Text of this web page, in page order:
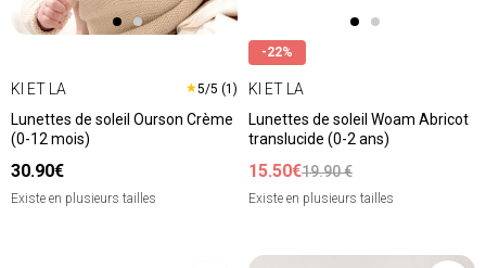
KI ET LA ★5/5 (1)
Lunettes de soleil Ourson Crème
(0-12 mois)
30.90€
Existe en plusieurs tailles
-22%
KI ET LA
Lunettes de soleil Woam Abricot
translucide (0-2 ans)
15.50€19.90 €
Existe en plusieurs tailles